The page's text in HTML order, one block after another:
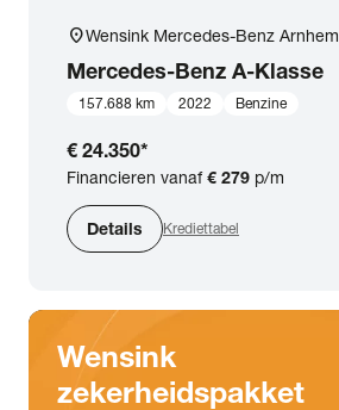
location_onWensink Mercedes-Benz Arnhem
Mercedes-Benz A-Klasse
157.688 km 2022 Benzine
€ 24.350*
Financieren vanaf€ 279 p/m
Details Krediettabel
Wensink
zekerheidspakket